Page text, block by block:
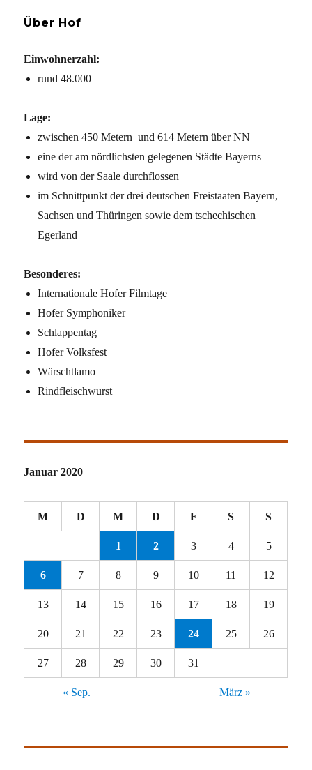
Über Hof
Einwohnerzahl:
rund 48.000
Lage:
zwischen 450 Metern und 614 Metern über NN
eine der am nördlichsten gelegenen Städte Bayerns
wird von der Saale durchflossen
im Schnittpunkt der drei deutschen Freistaaten Bayern,
Sachsen und Thüringen sowie dem tschechischen
Egerland
Besonderes:
Internationale Hofer Filmtage
Hofer Symphoniker
Schlappentag
Hofer Volksfest
Wärschtlamo
Rindfleischwurst
Januar 2020
M D M D F S S
1 2 3 4 5
6 7 8 9 10 11 12
13 14 15 16 17 18 19
20 21 22 23 24 25 26
27 28 29 30 31
« Sep. März »